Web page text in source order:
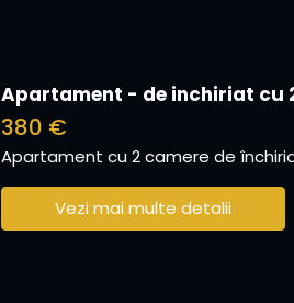
Apartament - de inchiriat cu
380 €
Apartament cu 2 camere de
Vezi mai multe detalii